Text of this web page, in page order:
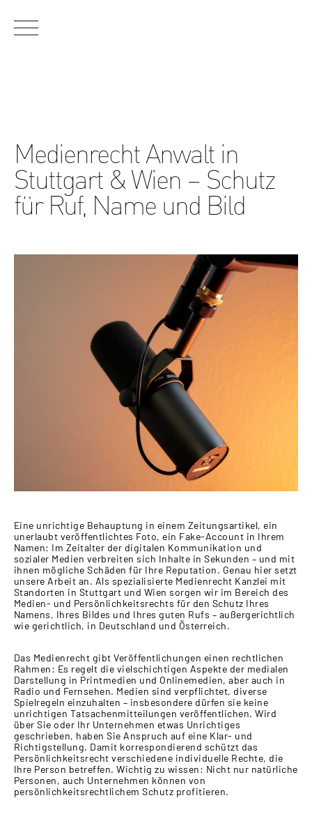
Medienrecht Anwalt in
Stuttgart & Wien – Schutz
für Ruf, Name und Bild
Eine unrichtige Behauptung in einem Zeitungsartikel, ein
unerlaubt veröffentlichtes Foto, ein Fake-Account in Ihrem
Namen: Im Zeitalter der digitalen Kommunikation und
sozialer Medien verbreiten sich Inhalte in Sekunden – und mit
ihnen mögliche Schäden für Ihre Reputation. Genau hier setzt
unsere Arbeit an. Als spezialisierte Medienrecht Kanzlei mit
Standorten in Stuttgart und Wien sorgen wir im Bereich des
Medien- und Persönlichkeitsrechts für den Schutz Ihres
Namens, Ihres Bildes und Ihres guten Rufs – außergerichtlich
wie gerichtlich, in Deutschland und Österreich.
Das Medienrecht gibt Veröffentlichungen einen rechtlichen
Rahmen: Es regelt die vielschichtigen Aspekte der medialen
Darstellung in Printmedien und Onlinemedien, aber auch in
Radio und Fernsehen. Medien sind verpflichtet, diverse
Spielregeln einzuhalten – insbesondere dürfen sie keine
unrichtigen Tatsachenmitteilungen veröffentlichen. Wird
über Sie oder Ihr Unternehmen etwas Unrichtiges
geschrieben, haben Sie Anspruch auf eine Klar- und
Richtigstellung. Damit korrespondierend schützt das
Persönlichkeitsrecht verschiedene individuelle Rechte, die
Ihre Person betreffen. Wichtig zu wissen: Nicht nur natürliche
Personen, auch Unternehmen können von
persönlichkeitsrechtlichem Schutz profitieren.